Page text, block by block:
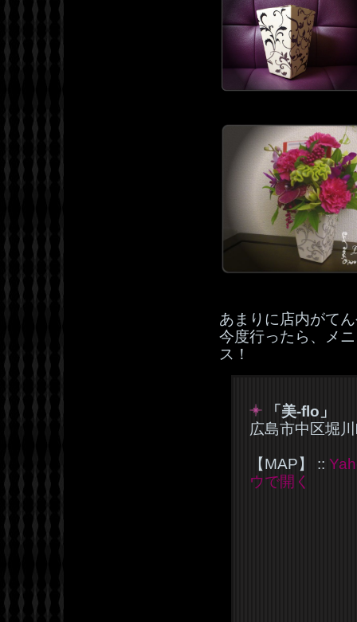
あまりに店内がて
今度行ったら、メ
ス！
「美-flo」
広島市中区堀
【MAP】 ::
ウで開く